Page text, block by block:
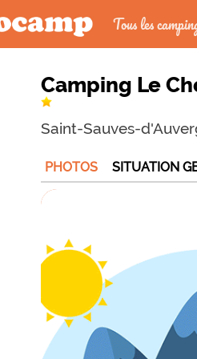
Tous les
Camping Le
Saint-Sauves-
PHOTOS SITUATION